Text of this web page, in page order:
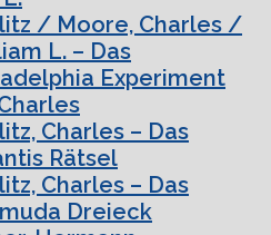
/ Moore, Charles /
L. – Das
Experiment
Charles – Das
Rätsel
Charles – Das
Dreieck